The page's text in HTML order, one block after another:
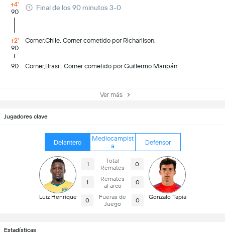
+4'
90
Final de los 90 minutos 3-0
+2'
90
Corner,Chile. Corner cometido por Richarlison.
90 Corner,Brasil. Corner cometido por Guillermo Maripán.
Ver más
Jugadores clave
Delantero
Mediocampist
a
Defensor
Luiz Henrique
1
Total
Remates
0
1
Remates
al arco
0
0
Fueras de
Juego
0 Gonzalo Tapia
Estadísticas